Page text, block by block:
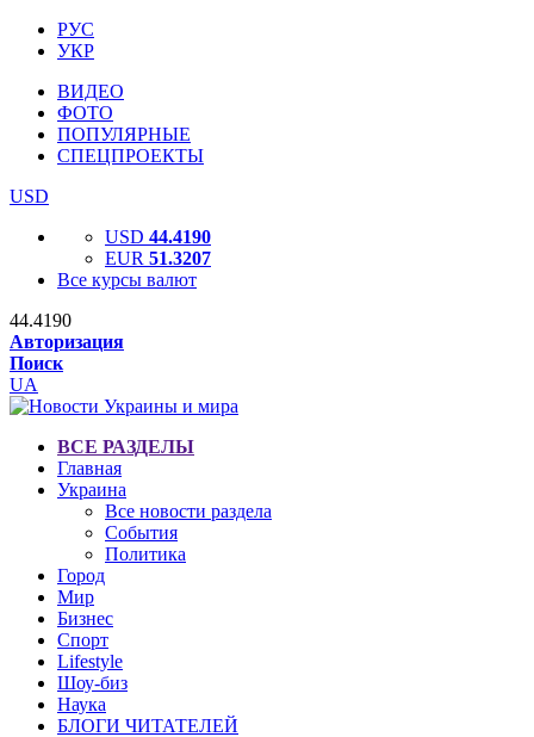
РУС
УКР
ВИДЕО
ФОТО
ПОПУЛЯРНЫЕ
СПЕЦПРОЕКТЫ
USD
USD 44.4190
EUR 51.3207
Все курсы валют
44.4190
Авторизация
Поиск
UA
ВСЕ РАЗДЕЛЫ
Главная
Украина
Все новости раздела
События
Политика
Город
Мир
Бизнес
Спорт
Lifestyle
Шоу-биз
Наука
БЛОГИ ЧИТАТЕЛЕЙ